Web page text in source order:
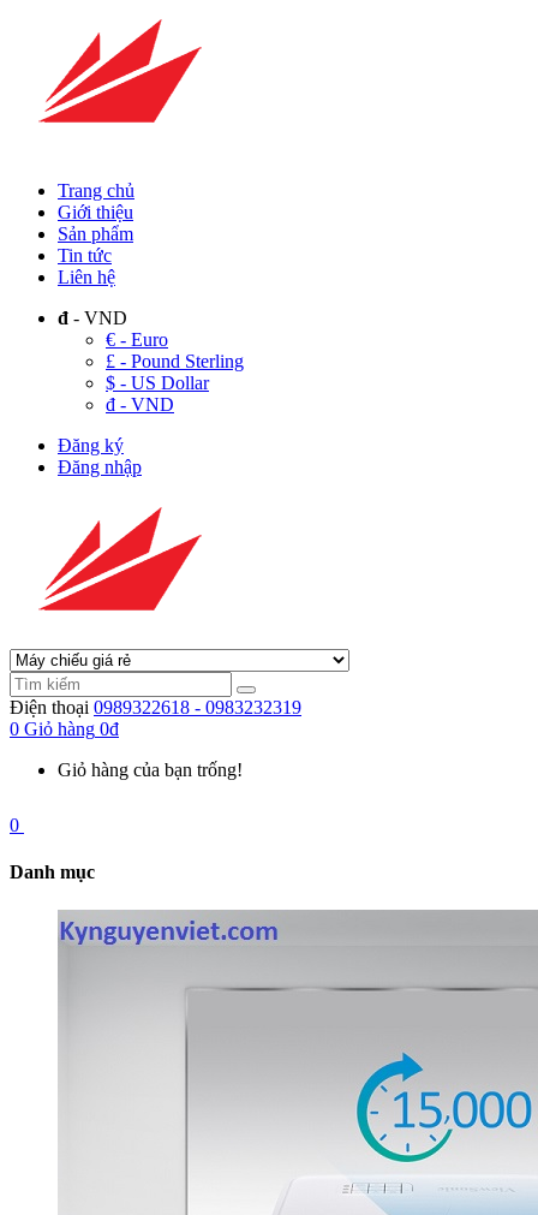
Trang chủ
Giới thiệu
Sản phẩm
Tin tức
Liên hệ
đ - VND
€ - Euro
£ - Pound Sterling
$ - US Dollar
đ - VND
Đăng ký
Đăng nhập
Điện thoại 0989322618 - 0983232319
0 Giỏ hàng 0đ
Giỏ hàng của bạn trống!
0
Danh mục